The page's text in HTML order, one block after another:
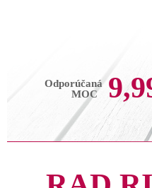
Odporúčaná
MOC